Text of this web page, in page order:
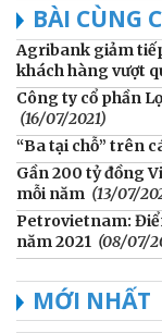
BÀI CÙNG
Agribank giảm
khách hàng vượt
Công ty cổ phần
(16/07/2021)
“Ba tại chỗ” trên
Gần 200 tỷ đồng
mỗi năm (13/07/
Petrovietnam:
năm 2021 (08/07/
MỚI NHẤT